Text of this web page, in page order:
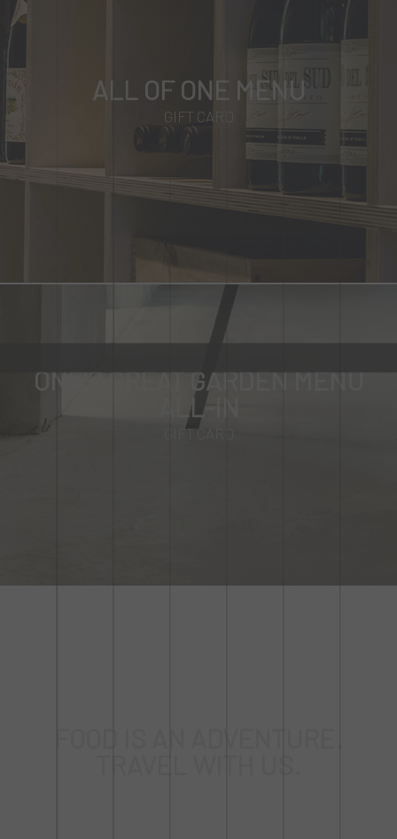
ALL OF ONE MENU
GIFT CARD
ONE'S GREAT GARDEN MENU
ALL-IN
GIFT CARD